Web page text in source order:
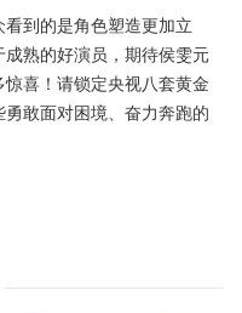
到的是角色塑造更加立
熟的好演员，期待侯雯元
喜！请锁定央视八套黄金
敢面对困境、奋力奔跑的